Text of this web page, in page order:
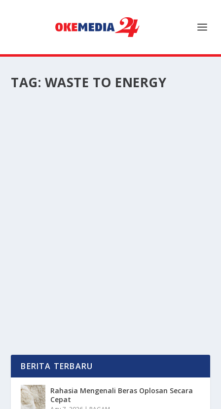
TAG: WASTE TO ENERGY
BERITA TERBARU
Rahasia Mengenali Beras Oplosan Secara
Cepat